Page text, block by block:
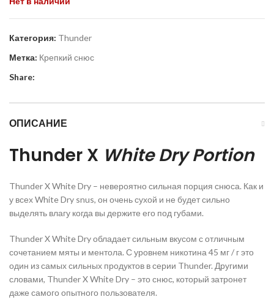
Категория: Thunder
Метка: Крепкий снюс
Share:
ОПИСАНИЕ
Thunder X White Dry Portion
Thunder X White Dry – невероятно сильная порция снюса. Как и
у всех White Dry snus, он очень сухой и не будет сильно
выделять влагу когда вы держите его под губами.
Thunder X White Dry обладает сильным вкусом с отличным
сочетанием мяты и ментола. С уровнем никотина 45 мг / г это
один из самых сильных продуктов в серии Thunder. Другими
словами, Thunder X White Dry – это снюс, который затронет
даже самого опытного пользователя.